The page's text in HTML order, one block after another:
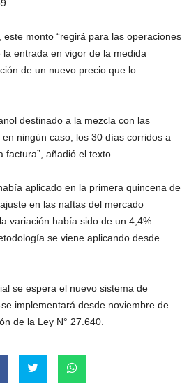
monto “regirá para las operaciones
entrada en vigor de la medida
de un nuevo precio que lo
destinado a la mezcla con las
ningún caso, los 30 días corridos a
añadió el texto.
aplicado en la primera quincena de
en las naftas del mercado
variación había sido de un 4,4%:
se viene aplicando desde
se espera el nuevo sistema de
implementará desde noviembre de
de la Ley N° 27.640.